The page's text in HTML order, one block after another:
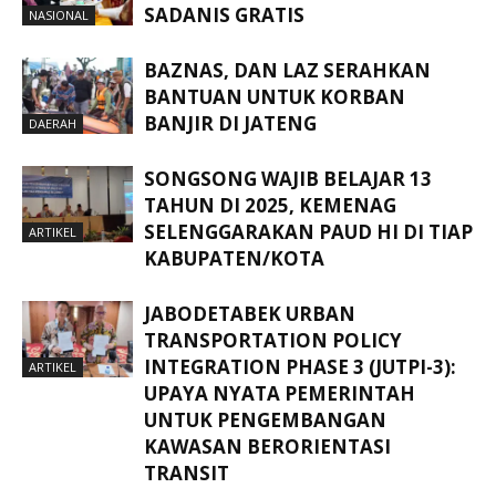
NASIONAL
SADANIS GRATIS
DAERAH
BAZNAS, DAN LAZ SERAHKAN
BANTUAN UNTUK KORBAN
BANJIR DI JATENG
ARTIKEL
SONGSONG WAJIB BELAJAR 13
TAHUN DI 2025, KEMENAG
SELENGGARAKAN PAUD HI DI TIAP
KABUPATEN/KOTA
ARTIKEL
JABODETABEK URBAN
TRANSPORTATION POLICY
INTEGRATION PHASE 3 (JUTPI-3):
UPAYA NYATA PEMERINTAH
UNTUK PENGEMBANGAN
KAWASAN BERORIENTASI
TRANSIT